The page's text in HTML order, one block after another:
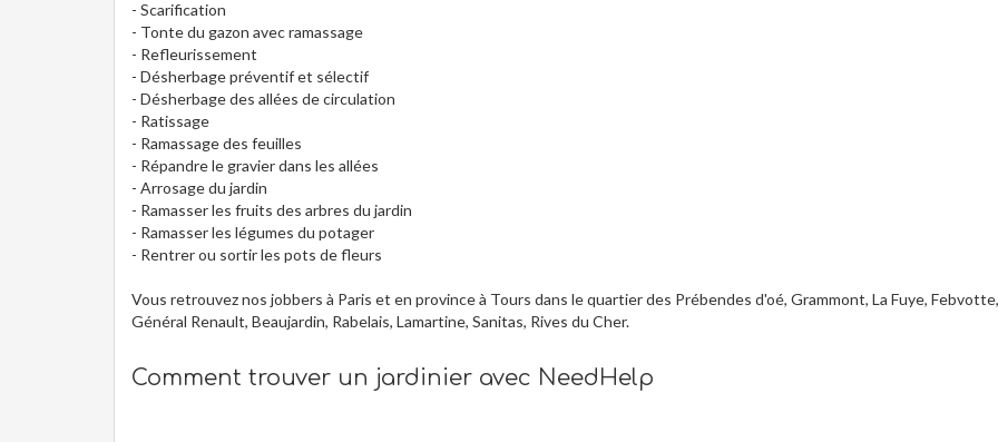
- Scarification
- Tonte du gazon avec ramassage
- Refleurissement
- Désherbage préventif et sélectif
- Désherbage des allées de circulation
- Ratissage
- Ramassage des feuilles
- Répandre le gravier dans les allées
- Arrosage du jardin
- Ramasser les fruits des arbres du jardin
- Ramasser les légumes du potager
- Rentrer ou sortir les pots de fleurs
Vous retrouvez nos jobbers à Paris et en province à Tours dans le quartier des Prébendes d'oé, Grammont, La Fuye, Febvotte,
Général Renault, Beaujardin, Rabelais, Lamartine, Sanitas, Rives du Cher.
Comment trouver un jardinier avec NeedHelp